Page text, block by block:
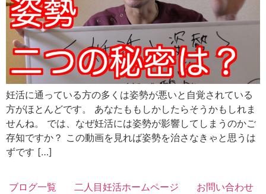
妊活に通っている方の多くは姿勢が悪いと自覚されている
方がほとんどです。 あなたももしかしたらそうかもしれま
せんね。 では、なぜ妊活には姿勢が影響してしまうのかご
存知ですか？ この動画を見れば姿勢を治さなきゃと思うは
ずです […]
ブログ一覧 二人目妊活ホームページ お問い合わせ